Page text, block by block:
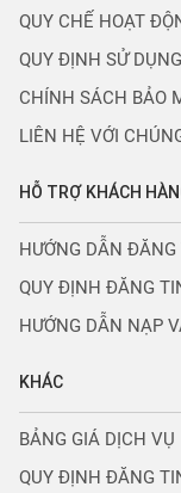
QUY CHẾ HOẠT
QUY ĐỊNH SỬ DỤNG
CHÍNH SÁCH BẢO
LIÊN HỆ VỚI
HỖ TRỢ KHÁCH
HƯỚNG DẪN ĐĂNG
QUY ĐỊNH ĐĂNG
HƯỚNG DẪN NẠP
KHÁC
BẢNG GIÁ DỊCH VỤ
QUY ĐỊNH ĐĂNG